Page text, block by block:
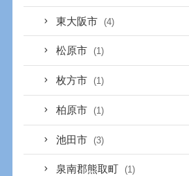
東大阪市 (4)
松原市 (1)
枚方市 (1)
柏原市 (1)
池田市 (3)
泉南郡熊取町 (1)